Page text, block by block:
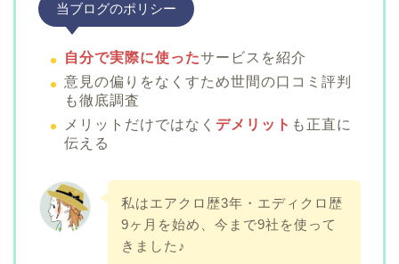
当ブログのポリシー
自分で実際に使ったサービスを紹介
意見の偏りをなくすため世間の口コミ評判
も徹底調査
メリットだけではなく デメリット も正直に
伝える
私はエアクロ歴3年・エディクロ歴
9ヶ月を始め、今まで9社を使って
きました♪